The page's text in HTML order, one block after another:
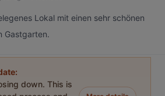
Lokal mit einen sehr schönen
Gastgarten.
down. This is